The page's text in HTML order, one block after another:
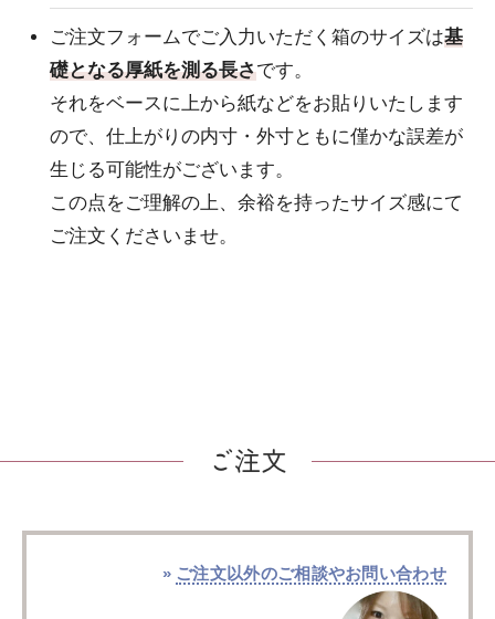
ご注文フォームでご入力いただく箱のサイズは基
礎となる厚紙を測る長さです。
それをベースに上から紙などをお貼りいたします
ので、仕上がりの内寸・外寸ともに僅かな誤差が
生じる可能性がございます。
この点をご理解の上、余裕を持ったサイズ感にて
ご注文くださいませ。
ご注文
» ご注文以外のご相談やお問い合わせ